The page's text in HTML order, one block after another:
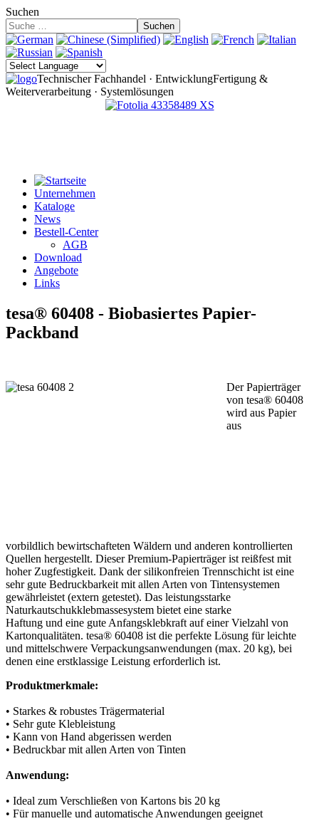
Suchen
Suchen
Technischer Fachhandel · EntwicklungFertigung &
Weiterverarbeitung · Systemlösungen
Unternehmen
Kataloge
News
Bestell-Center
AGB
Download
Angebote
Links
tesa® 60408 - Biobasiertes Papier-
Packband
Der Papierträger
von tesa® 60408
wird aus Papier
aus
vorbildlich bewirtschafteten Wäldern und anderen kontrollierten
Quellen hergestellt. Dieser Premium-Papierträger ist reißfest mit
hoher Zugfestigkeit. Dank der silikonfreien Trennschicht ist eine
sehr gute Bedruckbarkeit mit allen Arten von Tintensystemen
gewährleistet (extern getestet). Das leistungsstarke
Naturkautschukklebmassesystem bietet eine starke
Haftung und eine gute Anfangsklebkraft auf einer Vielzahl von
Kartonqualitäten. tesa® 60408 ist die perfekte Lösung für leichte
und mittelschwere Verpackungsanwendungen (max. 20 kg), bei
denen eine erstklassige Leistung erforderlich ist.
Produktmerkmale:
• Starkes & robustes Trägermaterial
• Sehr gute Klebleistung
• Kann von Hand abgerissen werden
• Bedruckbar mit allen Arten von Tinten
Anwendung:
• Ideal zum Verschließen von Kartons bis 20 kg
• Für manuelle und automatische Anwendungen geeignet